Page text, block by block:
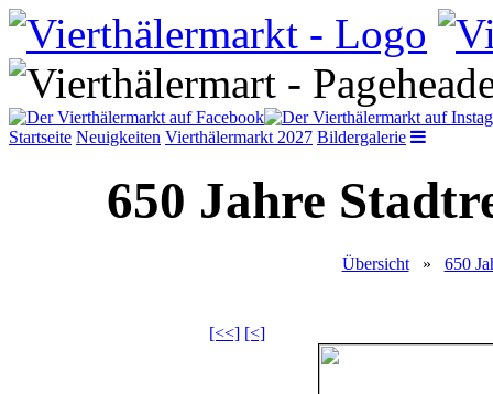
Startseite Neuigkeiten Vierthälermarkt 2027 Bildergalerie
650 Jahre
Übersicht» 650
[<<] [<]